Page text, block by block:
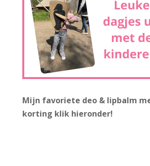
Mijn favoriete deo & lipbalm
korting klik hieronder!